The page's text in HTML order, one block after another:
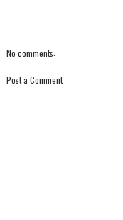
No comments:
Post a Comment